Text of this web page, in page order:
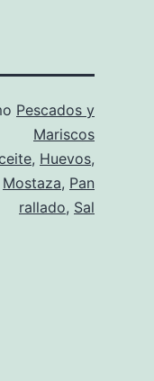
Pescados y
Mariscos
, Huevos,
Mostaza, Pan
rallado, Sal